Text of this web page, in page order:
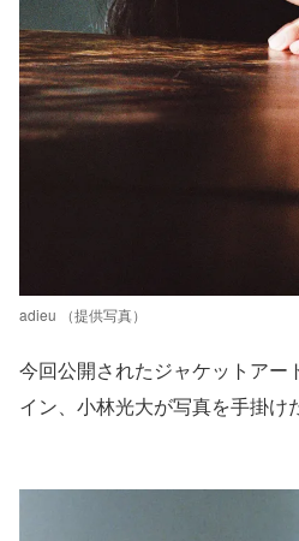
adieu （提供写真）
今回公開されたジャケットアー
イン、小林光大が写真を手掛け